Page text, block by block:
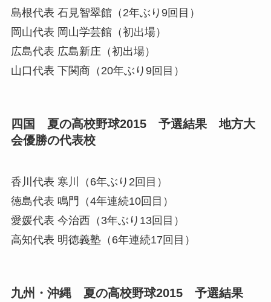
島根代表 石見智翠館（2年ぶり9回目）
岡山代表 岡山学芸館（初出場）
広島代表 広島新庄（初出場）
山口代表 下関商（20年ぶり9回目）
四国 夏の高校野球2015 予選結果 地方大
会優勝の代表校
香川代表 寒川（6年ぶり2回目）
徳島代表 鳴門（4年連続10回目）
愛媛代表 今治西（3年ぶり13回目）
高知代表 明徳義塾（6年連続17回目）
九州・沖縄 夏の高校野球2015 予選結果